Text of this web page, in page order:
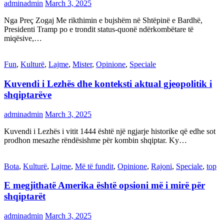
adminadmin March 3, 2025
Nga Preç Zogaj Me rikthimin e bujshëm në Shtëpinë e Bardhë,
Presidenti Tramp po e trondit status-quonë ndërkombëtare të
miqësive,…
Fun, Kulturë, Lajme, Mister, Opinione, Speciale
Kuvendi i Lezhës dhe konteksti aktual gjeopolitik i
shqiptarëve
adminadmin March 3, 2025
Kuvendi i Lezhës i vitit 1444 është një ngjarje historike që edhe sot
prodhon mesazhe rëndësishme për kombin shqiptar. Ky…
Bota, Kulturë, Lajme, Më të fundit, Opinione, Rajoni, Speciale, top
E megjithatë Amerika është opsioni më i mirë për
shqiptarët
adminadmin March 3, 2025